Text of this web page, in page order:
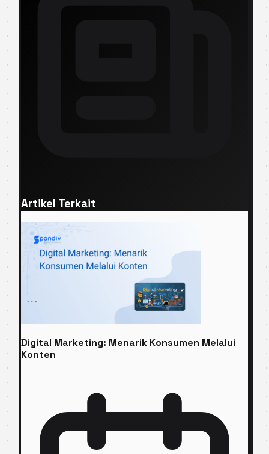
Artikel Terkait
Digital Marketing: Menarik Konsumen Melalui
Konten